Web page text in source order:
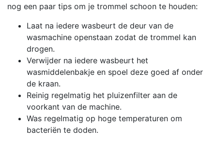
nog een paar tips om je trommel schoon te houden:
Laat na iedere wasbeurt de deur van de
wasmachine openstaan zodat de trommel kan
drogen.
Verwijder na iedere wasbeurt het
wasmiddelenbakje en spoel deze goed af onder
de kraan.
Reinig regelmatig het pluizenfilter aan de
voorkant van de machine.
Was regelmatig op hoge temperaturen om
bacteriën te doden.